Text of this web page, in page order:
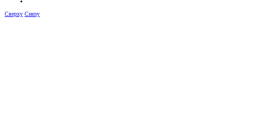
Сверху Снизу